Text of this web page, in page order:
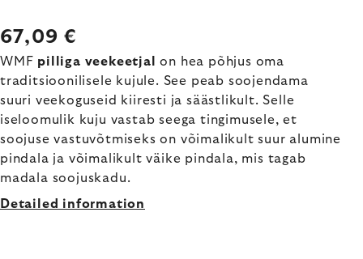
67,09 €
WMF pilliga veekeetjal
on hea põhjus oma
traditsioonilisele kujule. See peab soojendama
suuri veekoguseid kiiresti ja säästlikult. Selle
iseloomulik kuju vastab seega tingimusele, et
soojuse vastuvõtmiseks on võimalikult suur alumine
pindala ja võimalikult väike pindala, mis tagab
madala soojuskadu.
Detailed information